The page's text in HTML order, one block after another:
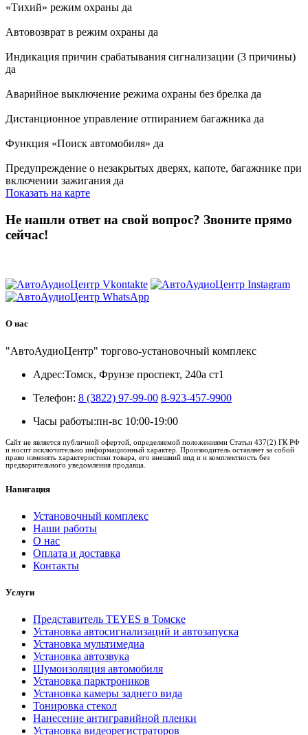
«Тихий» режим охраны да
Автовозврат в режим охраны да
Индикация причин срабатывания сигнализации (3 причины)
да
Аварийное выключение режима охраны без брелка да
Дистанционное управление отпиранием багажника да
Функция «Поиск автомобиля» да
Предупреждение о незакрытых дверях, капоте, багажнике при
включении зажигания да
Показать на карте
Не нашли ответ на свой вопрос? Звоните прямо
сейчас!
О нас
"АвтоАудиоЦентр" торгово-установочный комплекс
Адрес:Томск, Фрунзе проспект, 240а ст1
Телефон: 8 (3822) 97-99-00 8-923-457-9900
Часы работы:пн-вс 10:00-19:00
Сайт не является публичной офертой, определяемой положениями Статьи 437(2) ГК РФ
и носит исключительно информационный характер. Производитель оставляет за собой
право изменять характеристики товара, его внешний вид и и комплектность без
предварительного уведомления продавца.
Навигация
Установочный комплекс
Наши работы
О нас
Оплата и доставка
Контакты
Услуги
Представитель TEYES в Томске
Установка автосигнализаций и автозапуска
Установка мультимедиа
Установка автозвука
Шумоизоляция автомобиля
Установка парктроников
Установка камеры заднего вида
Тонировка стекол
Нанесение антигравийной пленки
Установка видеорегистраторов